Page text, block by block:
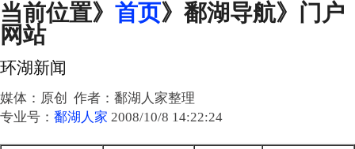
当前位置》 首页》 鄱湖导航》门户
网站
环湖新闻
媒体：原创 作者：鄱湖人家整理
专业号： 鄱湖人家 2008/10/8 14:22:24